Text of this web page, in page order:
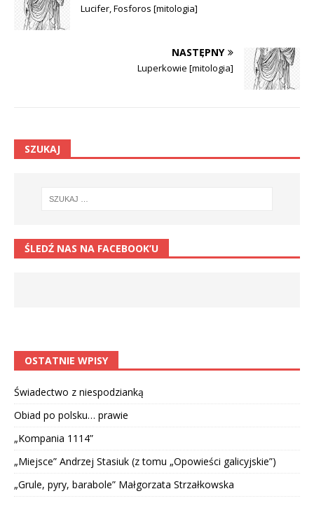
Lucifer, Fosforos [mitologia]
NASTĘPNY
Luperkowie [mitologia]
SZUKAJ
ŚLEDŹ NAS NA FACEBOOK’U
OSTATNIE WPISY
Świadectwo z niespodzianką
Obiad po polsku… prawie
„Kompania 1114”
„Miejsce” Andrzej Stasiuk (z tomu „Opowieści galicyjskie”)
„Grule, pyry, barabole” Małgorzata Strzałkowska